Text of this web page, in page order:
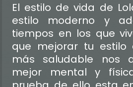
El estilo de vida de
estilo moderno y
tiempos en los que
que mejorar tu
más saludable nos
mejor mental y